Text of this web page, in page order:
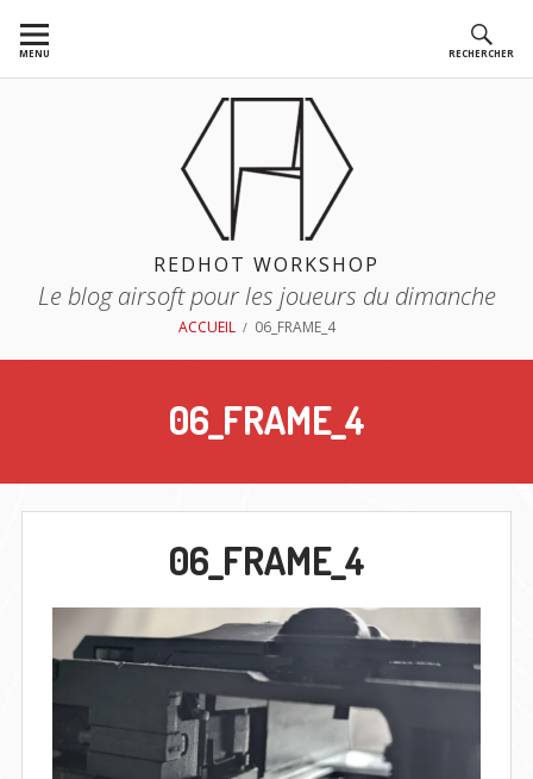
auMENU RECHERCHER
REDHOT WORKSHOP
Le blog airsoft pour les joueurs du dimanche
ACCUEIL 06_FRAME_4
06_FRAME_4
06_FRAME_4